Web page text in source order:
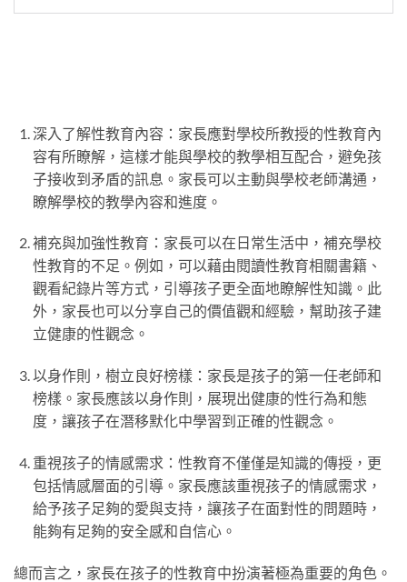
深入了解性教育內容：家長應對學校所教授的性教育內
容有所瞭解，這樣才能與學校的教學相互配合，避免孩
子接收到矛盾的訊息。家長可以主動與學校老師溝通，
瞭解學校的教學內容和進度。
補充與加強性教育：家長可以在日常生活中，補充學校
性教育的不足。例如，可以藉由閱讀性教育相關書籍、
觀看紀錄片等方式，引導孩子更全面地瞭解性知識。此
外，家長也可以分享自己的價值觀和經驗，幫助孩子建
立健康的性觀念。
以身作則，樹立良好榜樣：家長是孩子的第一任老師和
榜樣。家長應該以身作則，展現出健康的性行為和態
度，讓孩子在潛移默化中學習到正確的性觀念。
重視孩子的情感需求：性教育不僅僅是知識的傳授，更
包括情感層面的引導。家長應該重視孩子的情感需求，
給予孩子足夠的愛與支持，讓孩子在面對性的問題時，
能夠有足夠的安全感和自信心。
總而言之，家長在孩子的性教育中扮演著極為重要的角色。